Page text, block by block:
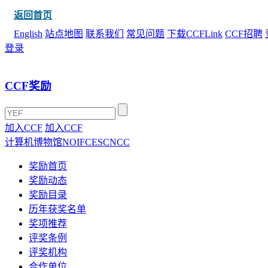
返回首页
English 站点地图 联系我们 常见问题 下载CCFLink CCF招聘
登录
CCF奖励
加入CCF 加入CCF
计算机博物馆NOIFCESCNCC
奖励首页
奖励动态
奖励目录
历年获奖名单
奖项推荐
评奖条例
评奖机构